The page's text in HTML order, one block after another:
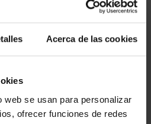
Acerca de las cookies
web se usan para personalizar
ofrecer funciones de redes